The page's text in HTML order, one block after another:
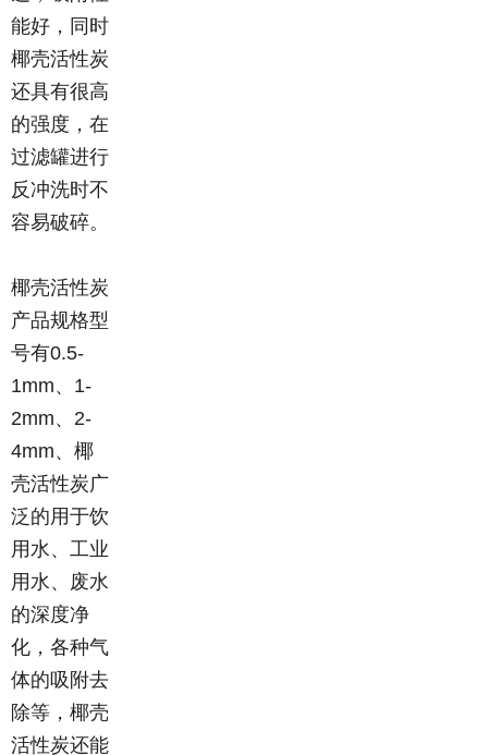
能好，同时
椰壳活性炭
还具有很高
的强度，在
过滤罐进行
反冲洗时不
容易破碎。
椰壳活性炭
产品规格型
号有0.5-
1mm、1-
2mm、2-
4mm、椰
壳活性炭广
泛的用于饮
用水、工业
用水、废水
的深度净
化，各种气
体的吸附去
除等，椰壳
活性炭还能